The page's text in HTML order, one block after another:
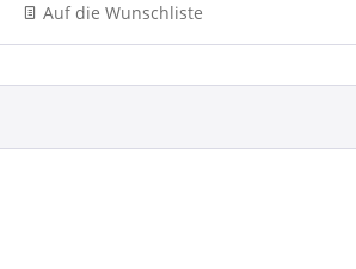
Auf die Wunschliste